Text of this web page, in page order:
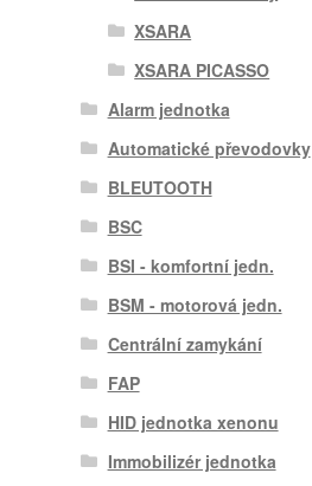
XSARA
XSARA PICASSO
Alarm jednotka
Automatické převodovky
BLEUTOOTH
BSC
BSI - komfortní jedn.
BSM - motorová jedn.
Centrální zamykání
FAP
HID jednotka xenonu
Immobilizér jednotka